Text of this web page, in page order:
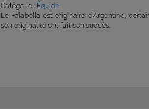
Catégorie : Équidé
Le Falabella est originaire d’Argentine,
son originalité ont fait son succès.